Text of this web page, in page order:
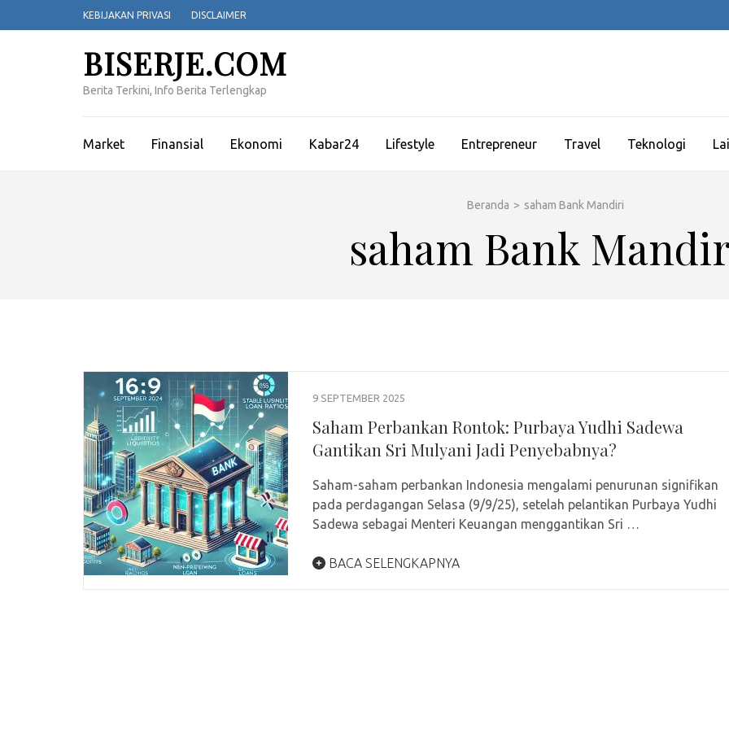
ke
KEBIJAKAN PRIVASI DISCLAIMER
BISERJE.COM
Berita Terkini, Info Berita Terlengkap
Market Finansial Ekonomi Kabar24 Lifestyle Entrepreneur Travel Teknologi
Beranda > saham Bank Mandiri
saham Bank
9 SEPTEMBER 2025
Saham Perbankan Rontok: Purbaya Yudhi Sadewa
Gantikan Sri Mulyani Jadi Penyebabnya?
Saham-saham perbankan Indonesia mengalami penurunan signifikan
pada perdagangan Selasa (9/9/25), setelah pelantikan Purbaya Yudhi
Sadewa sebagai Menteri Keuangan menggantikan Sri …
BACA SELENGKAPNYA